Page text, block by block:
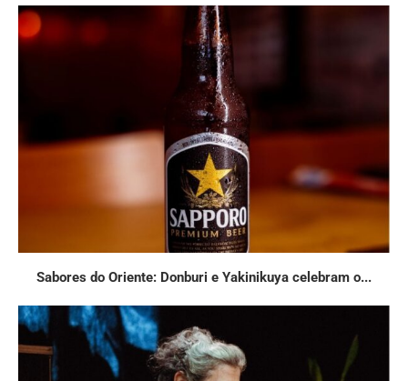
Sabores do Oriente: Donburi e Yakinikuya celebram o...